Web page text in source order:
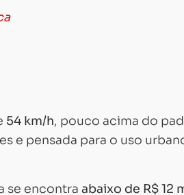
54 km/h, pouco acima do
e pensada para o uso
se encontra abaixo de R$ 12